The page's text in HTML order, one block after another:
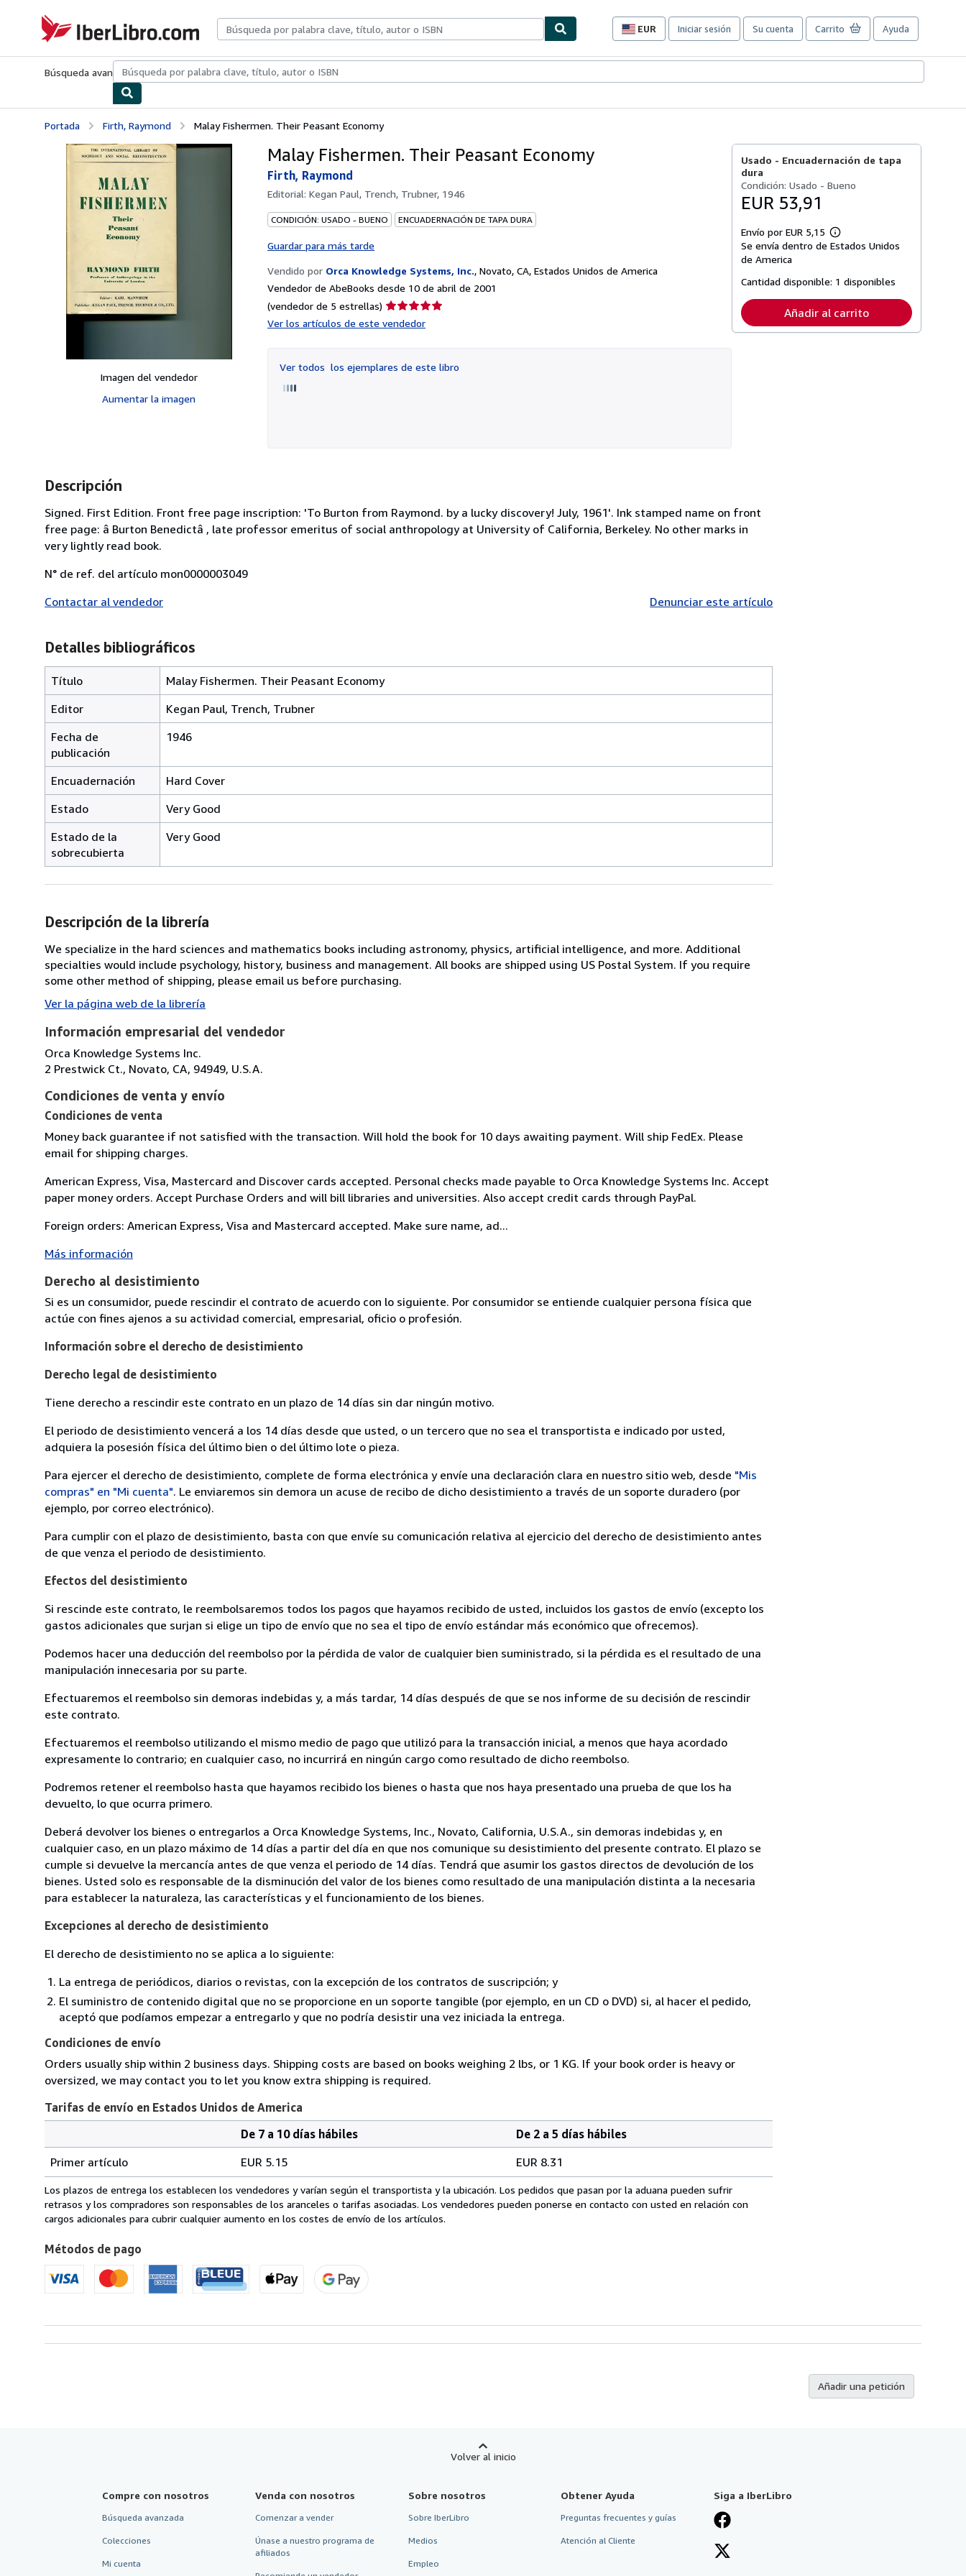
IberLibro.com
EUR
Preferencias
compra
sitio.
Iniciar sesión Su cuenta Carrito Ayuda
Búsqueda avanzadaColecciones Libros antiguosArte y coleccionismo
Portada Firth, Raymond Malay Fishermen. Their Peasant Economy
Imagen del vendedor
Aumentar la imagen
Malay Fishermen. Their Peasant Economy
Firth, Raymond
Editorial: Kegan Paul, Trench, Trubner, 1946
CONDICIÓN: USADO - BUENO ENCUADERNACIÓN DE TAPA DURA
Guardar para más tarde
Vendido por Orca Knowledge Systems, Inc., Novato, CA, Estados Unidos de America
Vendedor de AbeBooks desde 10 de abril de 2001
(vendedor de 5 estrellas) Calificación
Ver los artículos de este vendedor
Ver todos los ejemplares de este libro
Usado - Encuadernación de tapa
dura
Condición: Usado - Bueno
EUR 53,91
Envío por EUR 5,15
Más
información
tarifas
envío
Se envía dentro de Estados Unidos
de America
Cantidad disponible: 1 disponibles
Añadir al carrito
Descripción
Signed. First Edition. Front free page inscription: 'To Burton from Raymond. by a lucky discovery! July, 1961'. Ink stamped name on front
free page: â Burton Benedictâ , late professor emeritus of social anthropology at University of California, Berkeley. No other marks in
very lightly read book.
N° de ref. del artículo mon0000003049
Contactar al vendedor
Denunciar este artículo
Detalles bibliográficos
Título
Malay Fishermen. Their Peasant Economy
Editor
Kegan Paul, Trench, Trubner
Fecha de
publicación
1946
Encuadernación
Hard Cover
Estado
Very Good
Estado de la
sobrecubierta
Very Good
Descripción de la librería
We specialize in the hard sciences and mathematics books including astronomy, physics, artificial intelligence, and more. Additional
specialties would include psychology, history, business and management. All books are shipped using US Postal System. If you require
some other method of shipping, please email us before purchasing.
Ver la página web de la librería
Información empresarial del vendedor
Orca Knowledge Systems Inc.
2 Prestwick Ct., Novato, CA, 94949, U.S.A.
Condiciones de venta y envío
Condiciones de venta
Money back guarantee if not satisfied with the transaction. Will hold the book for 10 days awaiting payment. Will ship FedEx. Please
email for shipping charges.
American Express, Visa, Mastercard and Discover cards accepted. Personal checks made payable to Orca Knowledge Systems Inc. Accept
paper money orders. Accept Purchase Orders and will bill libraries and universities. Also accept credit cards through PayPal.
Foreign orders: American Express, Visa and Mastercard accepted. Make sure name, ad...
Más información
Derecho al desistimiento
Si es un consumidor, puede rescindir el contrato de acuerdo con lo siguiente. Por consumidor se entiende cualquier persona física que
actúe con fines ajenos a su actividad comercial, empresarial, oficio o profesión.
Información sobre el derecho de desistimiento
Derecho legal de desistimiento
Tiene derecho a rescindir este contrato en un plazo de 14 días sin dar ningún motivo.
El periodo de desistimiento vencerá a los 14 días desde que usted, o un tercero que no sea el transportista e indicado por usted,
adquiera la posesión física del último bien o del último lote o pieza.
Para ejercer el derecho de desistimiento, complete de forma electrónica y envíe una declaración clara en nuestro sitio web, desde "Mis
compras" en "Mi cuenta". Le enviaremos sin demora un acuse de recibo de dicho desistimiento a través de un soporte duradero (por
ejemplo, por correo electrónico).
Para cumplir con el plazo de desistimiento, basta con que envíe su comunicación relativa al ejercicio del derecho de desistimiento antes
de que venza el periodo de desistimiento.
Efectos del desistimiento
Si rescinde este contrato, le reembolsaremos todos los pagos que hayamos recibido de usted, incluidos los gastos de envío (excepto los
gastos adicionales que surjan si elige un tipo de envío que no sea el tipo de envío estándar más económico que ofrecemos).
Podemos hacer una deducción del reembolso por la pérdida de valor de cualquier bien suministrado, si la pérdida es el resultado de una
manipulación innecesaria por su parte.
Efectuaremos el reembolso sin demoras indebidas y, a más tardar, 14 días después de que se nos informe de su decisión de rescindir
este contrato.
Efectuaremos el reembolso utilizando el mismo medio de pago que utilizó para la transacción inicial, a menos que haya acordado
expresamente lo contrario; en cualquier caso, no incurrirá en ningún cargo como resultado de dicho reembolso.
Podremos retener el reembolso hasta que hayamos recibido los bienes o hasta que nos haya presentado una prueba de que los ha
devuelto, lo que ocurra primero.
Deberá devolver los bienes o entregarlos a Orca Knowledge Systems, Inc., Novato, California, U.S.A., sin demoras indebidas y, en
cualquier caso, en un plazo máximo de 14 días a partir del día en que nos comunique su desistimiento del presente contrato. El plazo se
cumple si devuelve la mercancía antes de que venza el periodo de 14 días. Tendrá que asumir los gastos directos de devolución de los
bienes. Usted solo es responsable de la disminución del valor de los bienes como resultado de una manipulación distinta a la necesaria
para establecer la naturaleza, las características y el funcionamiento de los bienes.
Excepciones al derecho de desistimiento
El derecho de desistimiento no se aplica a lo siguiente:
La entrega de periódicos, diarios o revistas, con la excepción de los contratos de suscripción; y
El suministro de contenido digital que no se proporcione en un soporte tangible (por ejemplo, en un CD o DVD) si, al hacer el pedido,
aceptó que podíamos empezar a entregarlo y que no podría desistir una vez iniciada la entrega.
Condiciones de envío
Orders usually ship within 2 business days. Shipping costs are based on books weighing 2 lbs, or 1 KG. If your book order is heavy or
oversized, we may contact you to let you know extra shipping is required.
Tarifas de envío en Estados Unidos de America
de
envío
en
Estados
de
America
pedido
De 7 a 10 días hábiles
De 2 a 5 días hábiles
Primer artículo
EUR 5.15 EUR 8.31
Los plazos de entrega los establecen los vendedores y varían según el transportista y la ubicación. Los pedidos que pasan por la aduana pueden sufrir
retrasos y los compradores son responsables de los aranceles o tarifas asociadas. Los vendedores pueden ponerse en contacto con usted en relación con
cargos adicionales para cubrir cualquier aumento en los costes de envío de los artículos.
Métodos de pago
Añadir una petición
Volver al inicio
Compre con nosotros
Búsqueda avanzada
Colecciones
Mi cuenta
Venda con nosotros
Comenzar a vender
Únase a nuestro programa de
afiliados
Sobre nosotros
Sobre IberLibro
Medios
Empleo
Obtener Ayuda
Preguntas frecuentes y guías
Atención al Cliente
Siga a IberLibro